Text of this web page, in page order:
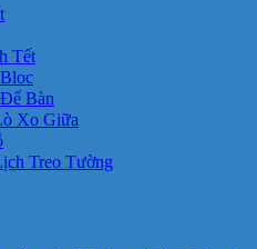
Tết
Bàn
Xo Giữa
Treo Tường